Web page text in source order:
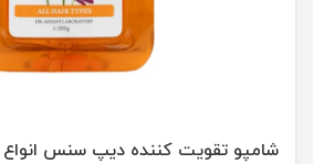
شامپو تقویت کننده دیپ سنس